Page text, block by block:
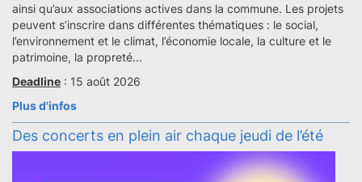
ainsi qu’aux associations actives dans la commune. Les projets
peuvent s’inscrire dans différentes thématiques : le social,
l’environnement et le climat, l’économie locale, la culture et le
patrimoine, la propreté...
Deadline : 15 août 2026
Plus d'infos
Des concerts en plein air chaque jeudi de l’été